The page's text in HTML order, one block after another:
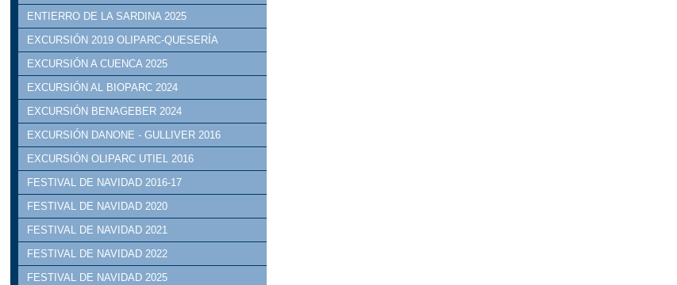
ENTIERRO DE LA SARDINA 2025
EXCURSIÓN 2019 OLIPARC-QUESERÍA
EXCURSIÓN A CUENCA 2025
EXCURSIÓN AL BIOPARC 2024
EXCURSIÓN BENAGEBER 2024
EXCURSIÓN DANONE - GULLIVER 2016
EXCURSIÓN OLIPARC UTIEL 2016
FESTIVAL DE NAVIDAD 2016-17
FESTIVAL DE NAVIDAD 2020
FESTIVAL DE NAVIDAD 2021
FESTIVAL DE NAVIDAD 2022
FESTIVAL DE NAVIDAD 2025